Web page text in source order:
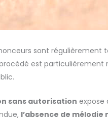
sont régulièrement
est particulièrement
sans autorisation expose
l’absence de